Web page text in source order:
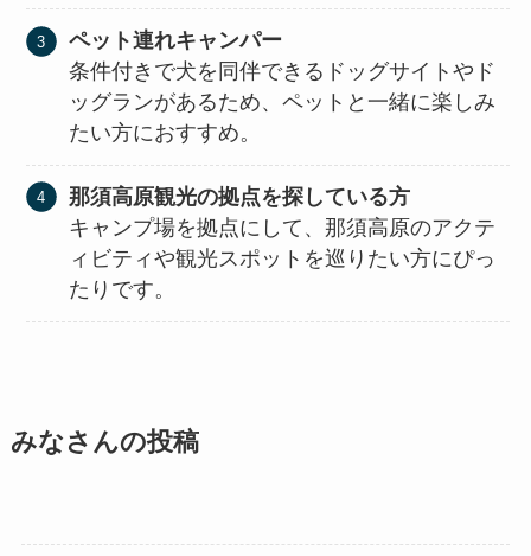
ペット連れキャンパー
条件付きで犬を同伴できるドッグサイトやド
ッグランがあるため、ペットと一緒に楽しみ
たい方におすすめ。
那須高原観光の拠点を探している方
キャンプ場を拠点にして、那須高原のアクテ
ィビティや観光スポットを巡りたい方にぴっ
たりです。
みなさんの投稿